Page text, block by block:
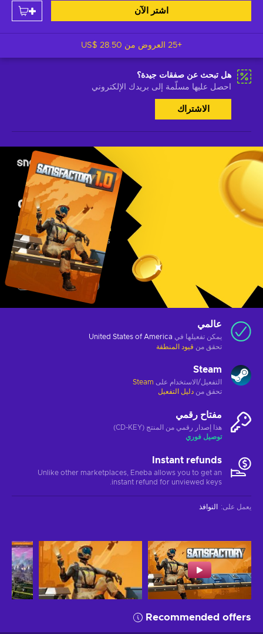
اشتر الآن
+25 العروض من US$ 28.50
هل تبحث عن صفقات جيدة؟
احصل عليها مسلّمة إلى بريدك الإلكتروني
الاشتراك
عالمي
يمكن تفعيلها في United States of America
تحقق من قيود المنطقة
Steam
التفعيل/الاستخدام على Steam
تحقق من دليل التفعيل
مفتاح رقمي
هذا إصدار رقمي من المنتج (CD-KEY)
توصيل فوري
Instant refunds
Unlike other marketplaces, Eneba allows you to get an
instant refund for unviewed keys.
يعمل على: النوافذ
Recommended offers